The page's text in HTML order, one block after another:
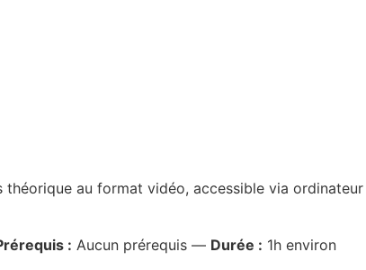
théorique au format vidéo, accessible via
: Aucun prérequis — Durée : 1h environ